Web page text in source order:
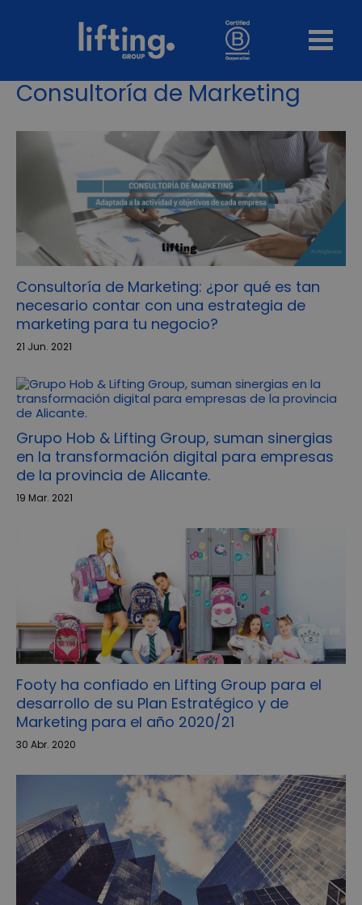
Consultoría de Marketing
Consultoría de Marketing: ¿por qué es tan
necesario contar con una estrategia de
marketing para tu negocio?
21 Jun. 2021
Grupo Hob & Lifting Group, suman sinergias
en la transformación digital para empresas
de la provincia de Alicante.
19 Mar. 2021
Footy ha confiado en Lifting Group para el
desarrollo de su Plan Estratégico y de
Marketing para el año 2020/21
30 Abr. 2020